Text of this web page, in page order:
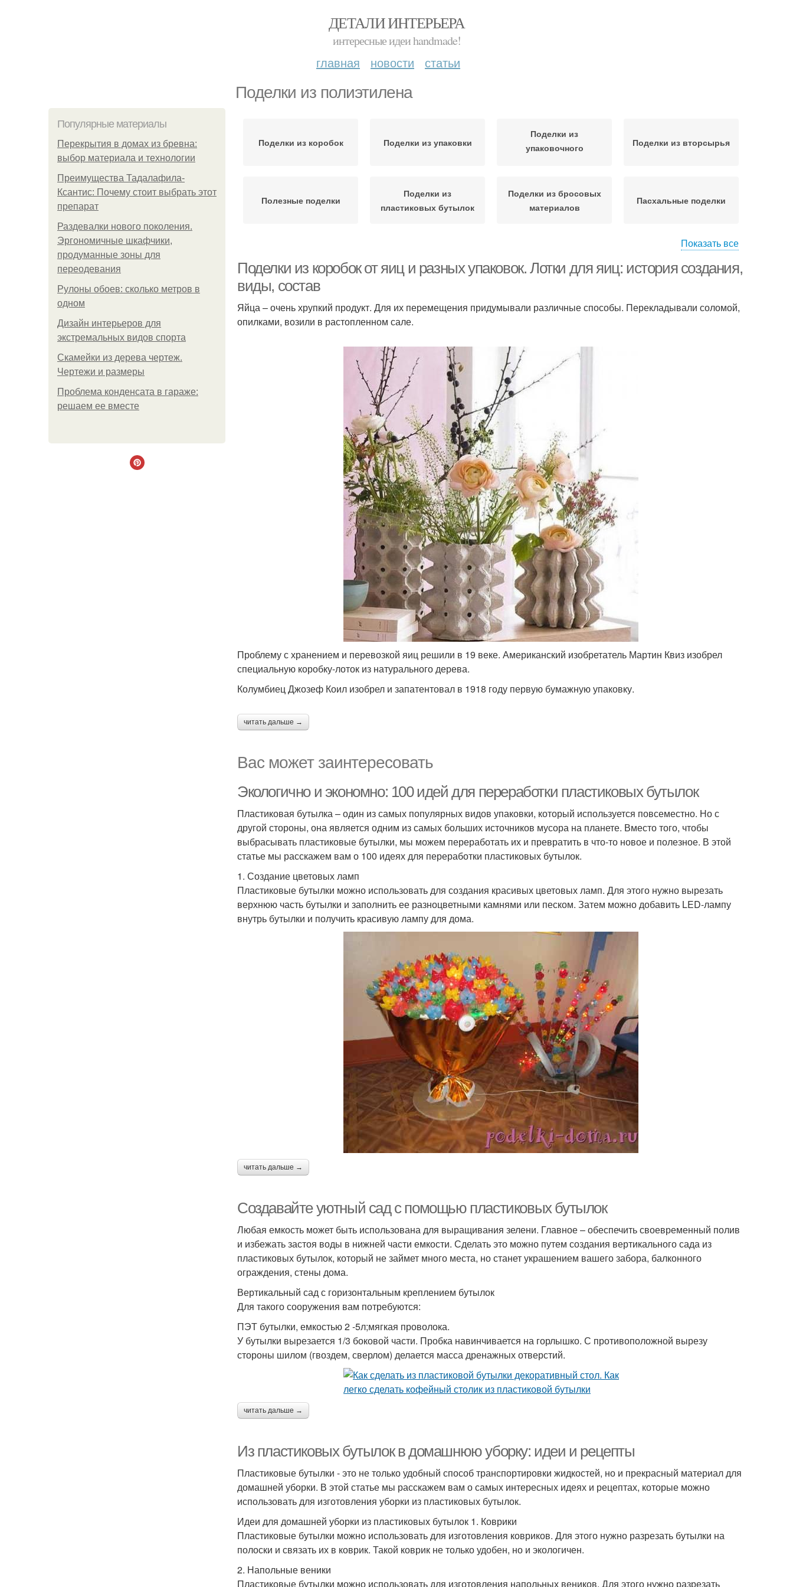
ДЕТАЛИ ИНТЕРЬЕРА
интересные идеи handmade!
главная новости статьи
Поделки из полиэтилена
Популярные материалы
Перекрытия в домах из бревна:
выбор материала и технологии
Преимущества Тадалафила-
Ксантис: Почему стоит выбрать этот
препарат
Раздевалки нового поколения.
Эргономичные шкафчики,
продуманные зоны для
переодевания
Рулоны обоев: сколько метров в
одном
Дизайн интерьеров для
экстремальных видов спорта
Скамейки из дерева чертеж.
Чертежи и размеры
Проблема конденсата в гараже:
решаем ее вместе
Поделки из коробок Поделки из упаковки
Поделки из
упаковочного
Поделки из вторсырья
Полезные поделки
Поделки из
пластиковых бутылок
Поделки из бросовых
материалов
Пасхальные поделки
Показать все
Поделки из коробок от яиц и разных упаковок. Лотки для яиц: история создания,
виды, состав
Яйца – очень хрупкий продукт. Для их перемещения придумывали различные способы. Перекладывали соломой,
опилками, возили в растопленном сале.
Проблему с хранением и перевозкой яиц решили в 19 веке. Американский изобретатель Мартин Квиз изобрел
специальную коробку-лоток из натурального дерева.
Колумбиец Джозеф Коил изобрел и запатентовал в 1918 году первую бумажную упаковку.
читать дальше →
Вас может заинтересовать
Экологично и экономно: 100 идей для переработки пластиковых бутылок
Пластиковая бутылка – один из самых популярных видов упаковки, который используется повсеместно. Но с
другой стороны, она является одним из самых больших источников мусора на планете. Вместо того, чтобы
выбрасывать пластиковые бутылки, мы можем переработать их и превратить в что-то новое и полезное. В этой
статье мы расскажем вам о 100 идеях для переработки пластиковых бутылок.
1. Создание цветовых ламп
Пластиковые бутылки можно использовать для создания красивых цветовых ламп. Для этого нужно вырезать
верхнюю часть бутылки и заполнить ее разноцветными камнями или песком. Затем можно добавить LED-лампу
внутрь бутылки и получить красивую лампу для дома.
читать дальше →
Создавайте уютный сад с помощью пластиковых бутылок
Любая емкость может быть использована для выращивания зелени. Главное – обеспечить своевременный полив
и избежать застоя воды в нижней части емкости. Сделать это можно путем создания вертикального сада из
пластиковых бутылок, который не займет много места, но станет украшением вашего забора, балконного
ограждения, стены дома.
Вертикальный сад с горизонтальным креплением бутылок
Для такого сооружения вам потребуются:
ПЭТ бутылки, емкостью 2 -5л;мягкая проволока.
У бутылки вырезается 1/3 боковой части. Пробка навинчивается на горлышко. С противоположной вырезу
стороны шилом (гвоздем, сверлом) делается масса дренажных отверстий.
читать дальше →
Из пластиковых бутылок в домашнюю уборку: идеи и рецепты
Пластиковые бутылки - это не только удобный способ транспортировки жидкостей, но и прекрасный материал для
домашней уборки. В этой статье мы расскажем вам о самых интересных идеях и рецептах, которые можно
использовать для изготовления уборки из пластиковых бутылок.
Идеи для домашней уборки из пластиковых бутылок 1. Коврики
Пластиковые бутылки можно использовать для изготовления ковриков. Для этого нужно разрезать бутылки на
полоски и связать их в коврик. Такой коврик не только удобен, но и экологичен.
2. Напольные веники
Пластиковые бутылки можно использовать для изготовления напольных веников. Для этого нужно разрезать